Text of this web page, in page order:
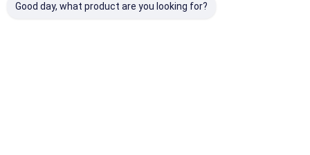
Good day, what product are you looking for?